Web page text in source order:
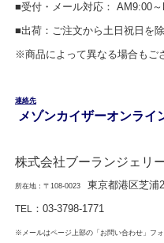
■受付・メール対応： AM9:00～
■出荷：ご注文から土日祝日を
※商品によって異なる場合もご
連絡先
メゾンカイザーオンライ
株式会社ブーランジェリ
所在地：〒108-0023 東京都港区芝浦
TEL ： 03-3798-1771
※メールはページ上部の「お問い合わせ」フォ